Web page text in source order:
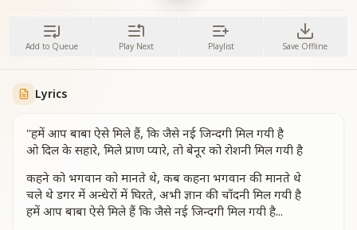
Add to Queue Play Next Playlist Save Offline
Lyrics
"हमें आप बाबा ऐसे मिले हैं, कि जैसे नई जिन्दगी मिल गयी है
ओ दिल के सहारे, मिले प्राण प्यारे, तो बेनूर को रोशनी मिल गयी है
कहने को भगवान को मानते थे, कब कहना भगवान की मानते थे
चले थे डगर में अन्धेरों में घिरते, अभी ज्ञान की चाँदनी मिल गयी है
हमें आप बाबा ऐसे मिले हैं कि जैसे नई जिन्दगी मिल गयी है...